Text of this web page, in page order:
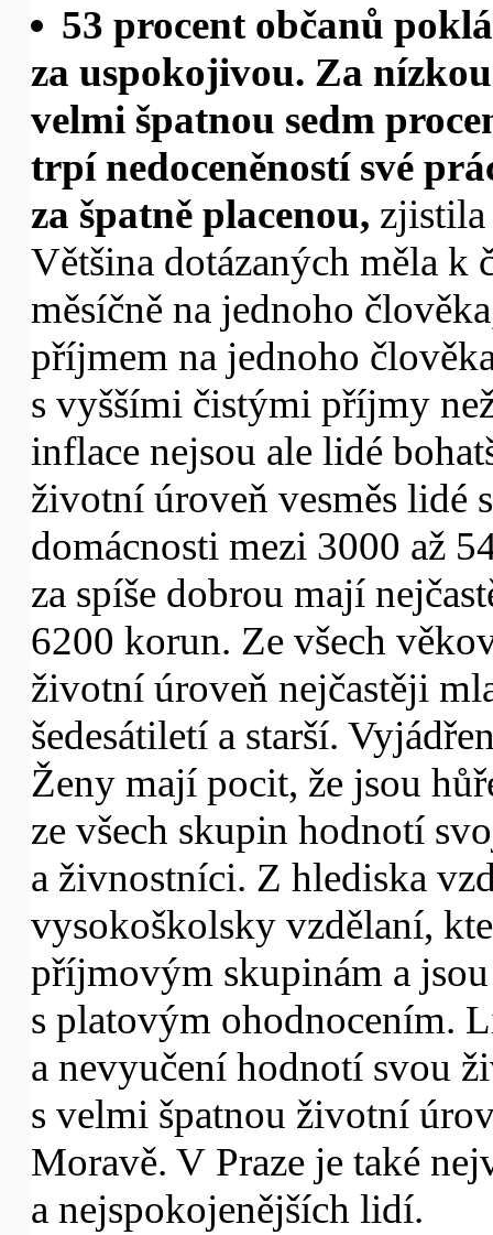
53 procent občanů
za uspokojivou. Za
velmi špatnou sedm
trpí nedoceněností své
za špatně placenou,
Většina dotázaných měla
měsíčně na jednoho
příjmem na jednoho
s vyššími čistými příjmy
inflace nejsou ale lidé
životní úroveň vesměs lidé
domácnosti mezi 3000 až
za spíše dobrou mají
6200 korun. Ze všech
životní úroveň nejčastěji
šedesátiletí a starší.
Ženy mají pocit, že jsou
ze všech skupin hodnotí
a živnostníci. Z hlediska
vysokoškolsky vzdělaní,
příjmovým skupinám a
s platovým ohodnocením.
a nevyučení hodnotí svou
s velmi špatnou životní
Moravě. V Praze je také
a nejspokojenějších lidí.